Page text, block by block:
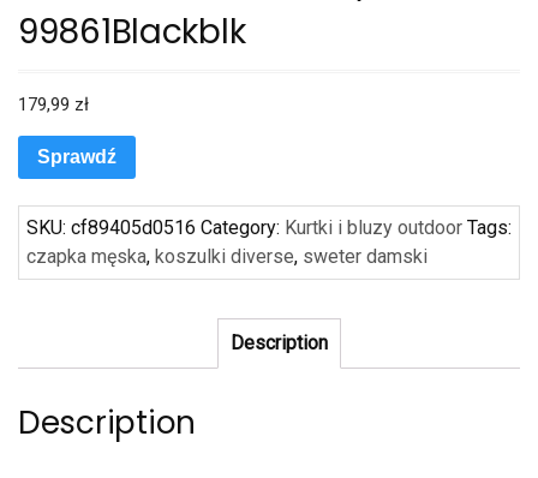
99861Blackblk
179,99 zł
Sprawdź
SKU: cf89405d0516 Category: Kurtki i bluzy outdoor Tags:
czapka męska, koszulki diverse, sweter damski
Description
Description